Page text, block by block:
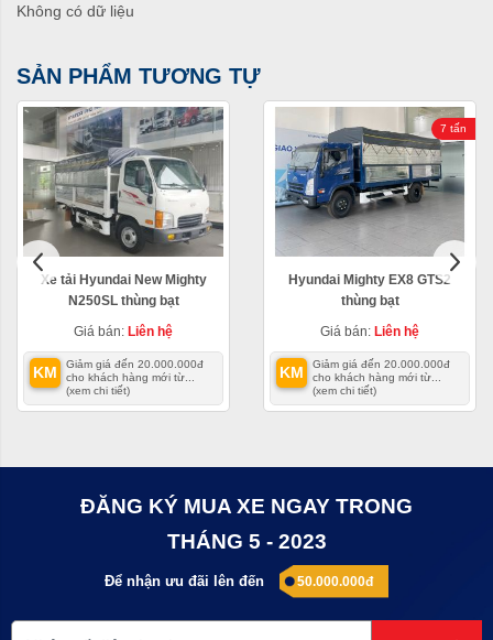
Không có dữ liệu
SẢN PHẨM TƯƠNG TỰ
Xe tải Hyundai New Mighty
N250SL thùng bạt
Giá bán: Liên hệ
KM
Giảm giá đến 20.000.000đ
cho khách hàng mới từ...
(xem chi tiết)
7 tấn
Hyundai Mighty EX8 GTS2
thùng bạt
Giá bán: Liên hệ
KM
Giảm giá đến 20.000.000đ
cho khách hàng mới từ...
(xem chi tiết)
ĐĂNG KÝ MUA XE NGAY TRONG
THÁNG 5 - 2023
Để nhận ưu đãi lên đến 50.000.000đ